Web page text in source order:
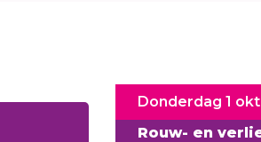
Rouw- en
Donderdag 1